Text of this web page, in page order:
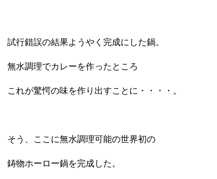
試行錯誤の結果ようやく完成にした鍋。
無水調理でカレーを作ったところ
これが驚愕の味を作り出すことに・・・・。
そう、ここに無水調理可能の世界初の
鋳物ホーロー鍋を完成した。